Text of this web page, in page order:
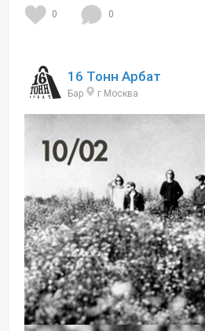
0 0
16 Тонн Арбат
Бар г Москва